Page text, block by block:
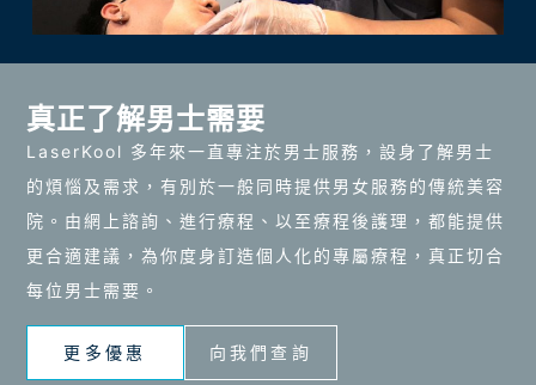
真正了解男士需要
LaserKool 多年來一直專注於男士服務，設身了解男士
的煩惱及需求，有別於一般同時提供男女服務的傳統美容
院。由網上諮詢、進行療程、以至療程後護理，都能提供
更合適建議，為你度身訂造個人化的專屬療程，真正切合
每位男士需要。
更多優惠 向我們查詢